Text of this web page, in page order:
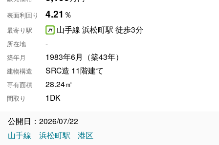
表面利回り 4.21 ％
最寄り駅 山手線 浜松町駅 徒歩3分
所在地 -
築年月 1983年6月（築43年）
建物構造 SRC造 11階建て
専有面積 28.24㎡
間取り 1DK
公開日：2026/07/22
山手線
浜松町駅 港区